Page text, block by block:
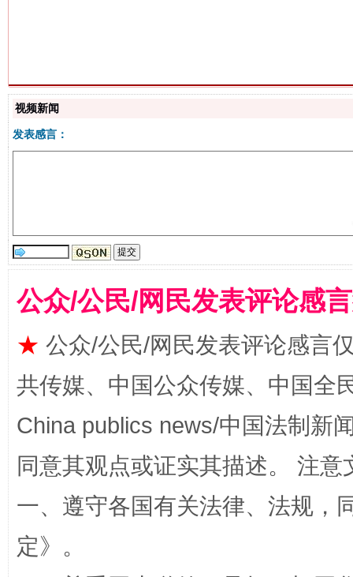
揭批美国五大"原罪" "炒
视频新闻
发表感言：
公众/公民/网民发表评论感
★ 公众/公民/网民发表评论感言
共传媒、中国公众传媒、中国全
China publics news/中国法制新
同意其观点或证实其描述。 注
一、遵守各国有关法律、法规，
定》。